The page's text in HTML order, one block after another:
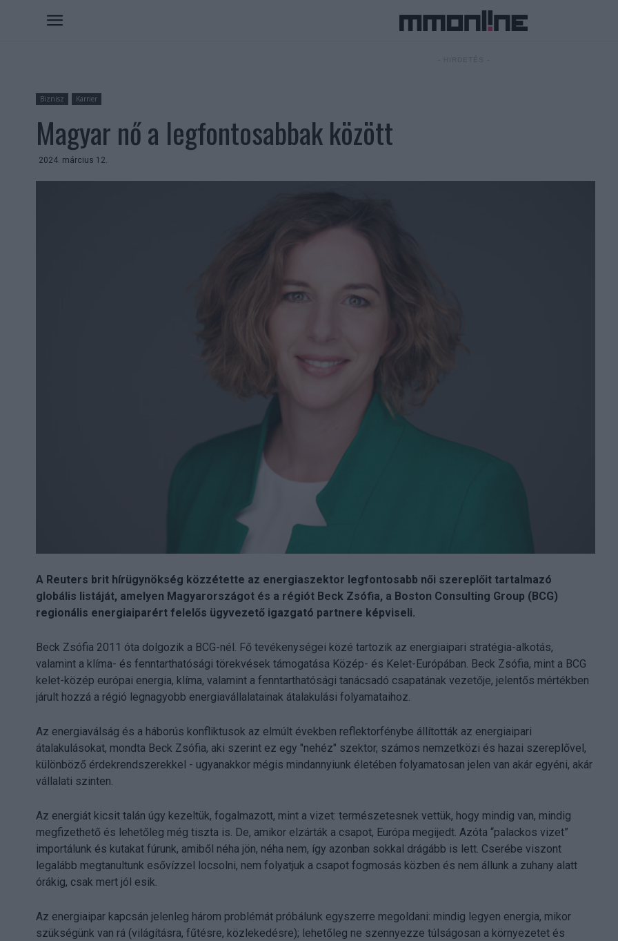
Biznisz Karrier
Magyar nő a legfontosabbak között
2024. március 12.
A Reuters brit hírügynökség közzétette az energiaszektor legfontosabb női szereplőit tartalmazó
globális listáját, amelyen Magyarországot és a régiót Beck Zsófia, a Boston Consulting Group (BCG)
regionális energiaiparért felelős ügyvezető igazgató partnere képviseli.
Beck Zsófia 2011 óta dolgozik a BCG-nél. Fő tevékenységei közé tartozik az energiaipari stratégia-alkotás,
valamint a klíma- és fenntarthatósági törekvések támogatása Közép- és Kelet-Európában. Beck Zsófia, mint a BCG
kelet-közép európai energia, klíma, valamint a fenntarthatósági tanácsadó csapatának vezetője, jelentős mértékben
járult hozzá a régió legnagyobb energiavállalatainak átalakulási folyamataihoz.
Az energiaválság és a háborús konfliktusok az elmúlt években reflektorfénybe állították az energiaipari
átalakulásokat, mondta Beck Zsófia, aki szerint ez egy "nehéz" szektor, számos nemzetközi és hazai szereplővel,
különböző érdekrendszerekkel - ugyanakkor mégis mindannyiunk életében folyamatosan jelen van akár egyéni, akár
vállalati szinten.
Az energiát kicsit talán úgy kezeltük, fogalmazott, mint a vizet: természetesnek vettük, hogy mindig van, mindig
megfizethető és lehetőleg még tiszta is. De, amikor elzárták a csapot, Európa megijedt. Azóta “palackos vizet”
importálunk és kutakat fúrunk, amiből néha jön, néha nem, így azonban sokkal drágább is lett. Cserébe viszont
legalább megtanultunk esővízzel locsolni, nem folyatjuk a csapot fogmosás közben és nem állunk a zuhany alatt
órákig, csak mert jól esik.
Az energiaipar kapcsán jelenleg három problémát próbálunk egyszerre megoldani: mindig legyen energia, mikor
szükségünk van rá (világításra, fűtésre, közlekedésre); lehetőleg ne szennyezze túlságosan a környezetet és